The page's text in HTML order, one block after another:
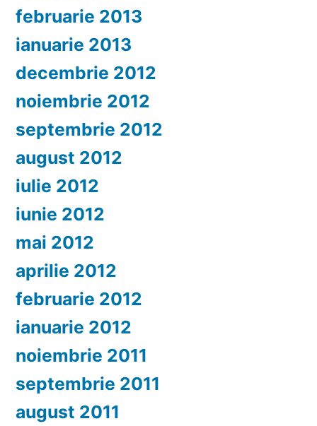
februarie 2013
ianuarie 2013
decembrie 2012
noiembrie 2012
septembrie 2012
august 2012
iulie 2012
iunie 2012
mai 2012
aprilie 2012
februarie 2012
ianuarie 2012
noiembrie 2011
septembrie 2011
august 2011